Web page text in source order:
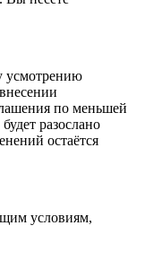
усмотрению
по меньшей
разослано
остаётся
условиям,